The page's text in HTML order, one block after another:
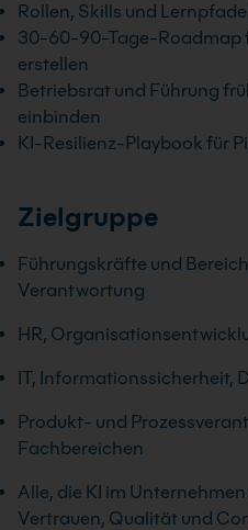
Rollen, Skills und
30-60-90-Tage-Roadmap
erstellen
Betriebsrat und Führung
einbinden
KI-Resilienz-Playbook für
Zielgruppe
Führungskräfte und
Verantwortung
HR,
IT, Informationssicherheit,
Produkt- und
Fachbereichen
Alle, die KI im
Vertrauen, Qualität und